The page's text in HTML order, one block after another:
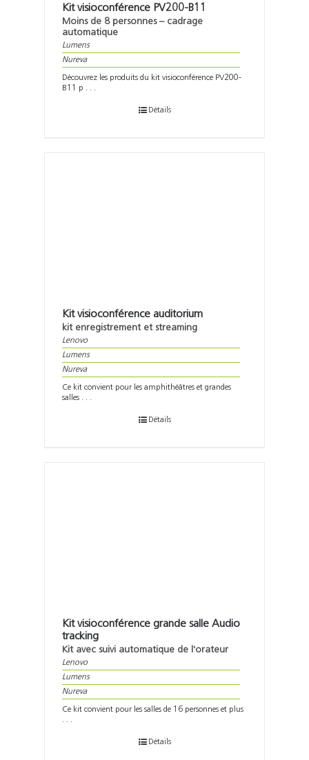
Kit visioconférence PV200-B11
Moins de 8 personnes – cadrage
automatique
Lumens
Nureva
Découvrez les produits du kit visioconférence PV200-
B11 p . . .
Détails
Kit visioconférence auditorium
kit enregistrement et streaming
Lenovo
Lumens
Nureva
Ce kit convient pour les amphithéâtres et grandes
salles . . .
Détails
Kit visioconférence grande salle Audio
tracking
Kit avec suivi automatique de l'orateur
Lenovo
Lumens
Nureva
Ce kit convient pour les salles de 16 personnes et plus
. . .
Détails